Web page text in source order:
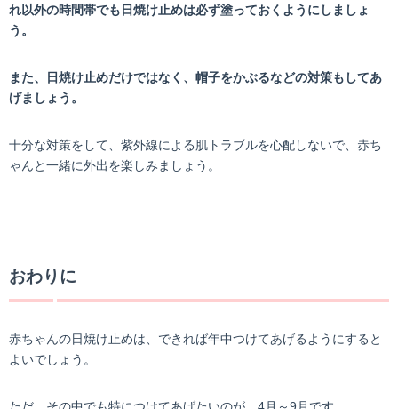
れ以外の時間帯でも日焼け止めは必ず塗っておくようにしましょ
う。
また、日焼け止めだけではなく、帽子をかぶるなどの対策もしてあ
げましょう。
十分な対策をして、紫外線による肌トラブルを心配しないで、赤ち
ゃんと一緒に外出を楽しみましょう。
おわりに
赤ちゃんの日焼け止めは、できれば年中つけてあげるようにすると
よいでしょう。
ただ、その中でも特につけてあげたいのが、4月～9月です。